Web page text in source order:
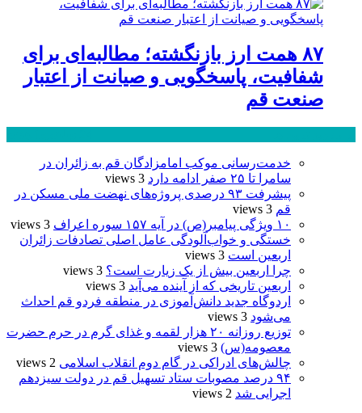
۸۷ همت ارز بازنگشته؛ مطالبه‌ای برای
شفافیت، پاسخگویی و صیانت از اعتبار
صنعت قم
خدمت‌رسانی موکب امامزادگان قم به زائران در
سامرا تا ۲۵ صفر ادامه دارد
3 views
پیشرفت ۹۳ درصدی پروژه‌های نهضت ملی مسکن در
قم 3 views
۱۰ ویژگی پیامبر(ص) در آیه ۱۵۷ سوره اعراف
3 views
خستگی و خواب‌آلودگی عامل اصلی تصادفات زائران
اربعین است 3 views
چرا اربعین بیش از یک زیارت است؟ 3 views
اربعین تاریخی که از آینده می‌آید 3 views
اردوگاه جدید دانش‌آموزی در منطقه فردو قم احداث
می‌شود 3 views
توزیع روزانه ۲۰ هزار لقمه و غذای گرم در حرم حضرت
معصومه(س) 3 views
چالش‌های ادراکی در گام دوم انقلاب اسلامی 2 views
۹۴ درصد مصوبات ستاد تسهیل قم در دولت سیزدهم
اجرایی شد 2 views